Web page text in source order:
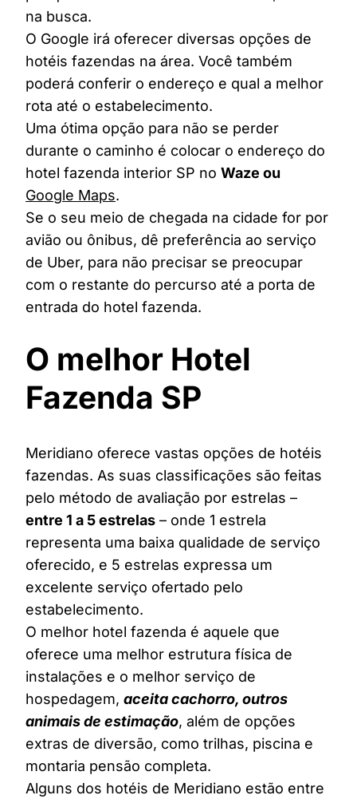
na busca.
O Google irá oferecer diversas opções de
hotéis fazendas na área. Você também
poderá conferir o endereço e qual a melhor
rota até o estabelecimento.
Uma ótima opção para não se perder
durante o caminho é colocar o endereço do
hotel fazenda interior SP no Waze ou
Google Maps.
Se o seu meio de chegada na cidade for por
avião ou ônibus, dê preferência ao serviço
de Uber, para não precisar se preocupar
com o restante do percurso até a porta de
entrada do hotel fazenda.
O melhor Hotel
Fazenda SP
Meridiano oferece vastas opções de hotéis
fazendas. As suas classificações são feitas
pelo método de avaliação por estrelas –
entre 1 a 5 estrelas – onde 1 estrela
representa uma baixa qualidade de serviço
oferecido, e 5 estrelas expressa um
excelente serviço ofertado pelo
estabelecimento.
O melhor hotel fazenda é aquele que
oferece uma melhor estrutura física de
instalações e o melhor serviço de
hospedagem, aceita cachorro, outros
animais de estimação, além de opções
extras de diversão, como trilhas, piscina e
montaria pensão completa.
Alguns dos hotéis de Meridiano estão entre